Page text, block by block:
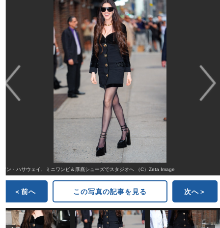
アン・ハサウェイ、ミニワンピ＆厚底シューズでスタジオへ （C）Zeta Image
＜前へ この写真の記事を見る 次へ＞